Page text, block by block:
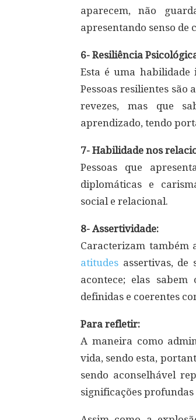
aparecem, não
apresentando senso de
6- Resiliência
Esta é uma habilidade
Pessoas resilientes são
revezes, mas que
aprendizado, tendo
7- Habilidade nos
Pessoas que
diplomáticas e
social e relacional.
8- Assertividade:
Caracterizam também
atitudes assertivas, de
acontece; elas
definidas e coerentes
Para refletir:
A maneira como
vida, sendo esta,
sendo aconselhável
significações profundas